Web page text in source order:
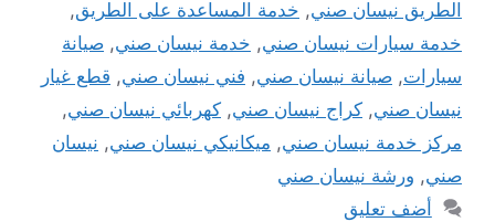
الطريق نيسان صني, خدمة المساعدة على الطريق,
خدمة سيارات نيسان صني, خدمة نيسان صني, صيانة
سيارات, صيانة نيسان صني, فني نيسان صني, قطع غيار
نيسان صني, كراج نيسان صني, كهربائي نيسان صني,
مركز خدمة نيسان صني, ميكانيكي نيسان صني, نيسان
صني, ورشة نيسان صني
أضف تعليق